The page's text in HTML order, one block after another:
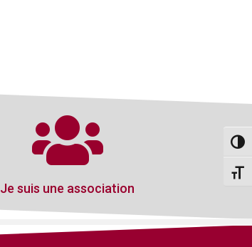
Je suis une association